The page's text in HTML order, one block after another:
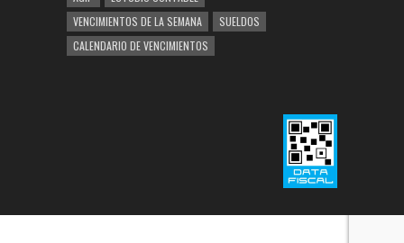
VENCIMIENTOS DE LA SEMANA
SUELDOS
CALENDARIO DE VENCIMIENTOS